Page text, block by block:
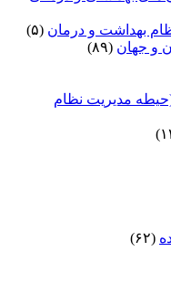
بهداشت و درمان (۵)
و جهان (۸۹)
مدیریت نظام
(۶۲)